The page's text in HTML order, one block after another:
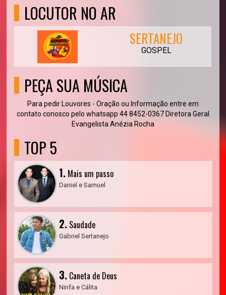
LOCUTOR NO AR
SERTANEJO
GOSPEL
PEÇA SUA MÚSICA
Para pedir Louvores - Oração ou Informação entre em
contato conosco pelo whatsapp 44 8452-0367 Diretora Geral
Evangelista Anézia Rocha
TOP 5
1. Mais um passo
Daniel e Samuel
2. Saudade
Gabriel Sertanejo
3. Caneta de Deus
Ninfa e Cálita